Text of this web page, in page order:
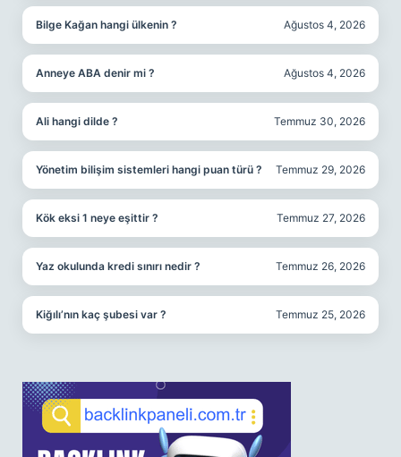
Bilge Kağan hangi ülkenin ? Ağustos 4, 2026
Anneye ABA denir mi ? Ağustos 4, 2026
Ali hangi dilde ? Temmuz 30, 2026
Yönetim bilişim sistemleri hangi puan türü ? Temmuz 29, 2026
Kök eksi 1 neye eşittir ? Temmuz 27, 2026
Yaz okulunda kredi sınırı nedir ? Temmuz 26, 2026
Kiğılı’nın kaç şubesi var ? Temmuz 25, 2026